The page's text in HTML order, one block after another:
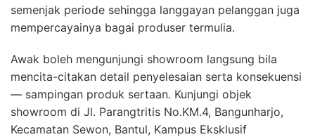
semenjak periode sehingga langgayan pelanggan juga
mempercayainya bagai produser termulia.
Awak boleh mengunjungi showroom langsung bila
mencita-citakan detail penyelesaian serta konsekuensi
— sampingan produk sertaan. Kunjungi objek
showroom di Jl. Parangtritis No.KM.4, Bangunharjo,
Kecamatan Sewon, Bantul, Kampus Eksklusif